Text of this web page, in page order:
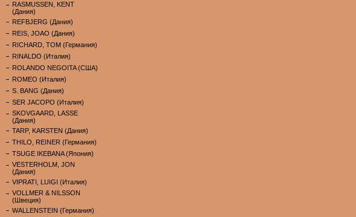
RASMUSSEN, KENT
(Дания)
REFBJERG (Дания)
REIS, JOAO (Дания)
RICHARD, TOM (Германия)
RINALDO (Италия)
ROLANDO NEGOITA (США)
ROMEO (Италия)
S. BANG (Дания)
SER JACOPO (Италия)
SKOVGAARD, LASSE
(Дания)
TARP, KARSTEN (Дания)
THILO, REINER (Германия)
TSUGE IKEBANA (Япония)
VESTERHOLM, JON
(Дания)
VIPRATI, LUIGI (Италия)
VOLLMER & NILSSON
(Швеция)
WALLENSTEIN (Германия)